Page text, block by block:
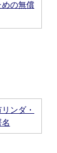
めの無償
ンダ・